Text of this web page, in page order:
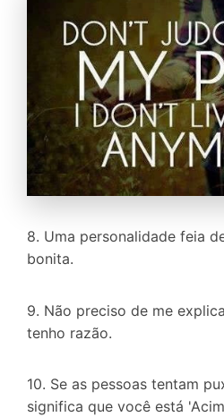
8. Uma personalidade feia
bonita.
9. Não preciso de me
tenho razão.
10. Se as pessoas tentam
significa que você está